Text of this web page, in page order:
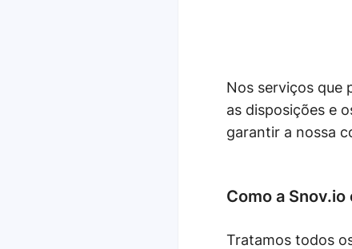
Nos serviços que
as disposições e
garantir a nossa
Como a Snov.io
Tratamos todos